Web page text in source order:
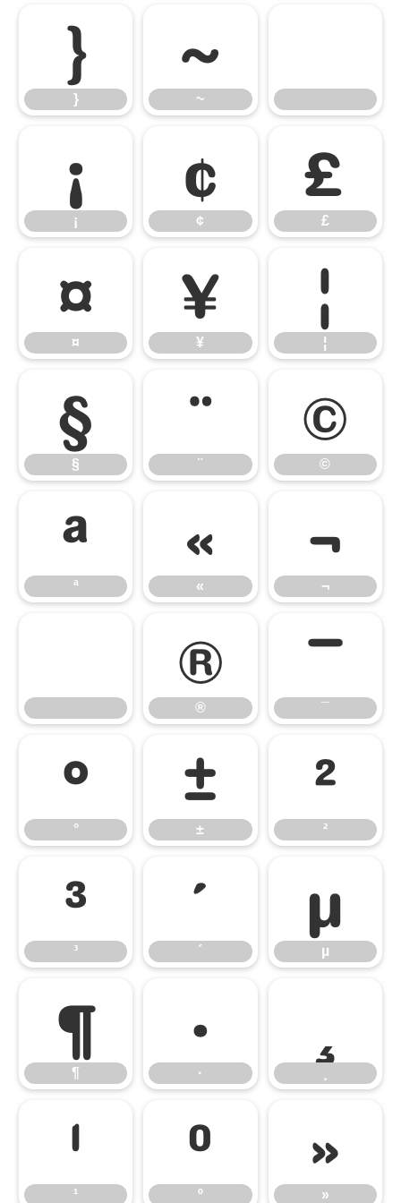
}
} ~
~
¡
¡ ¢
¢ £
£
¤
¤ ¥
¥ ¦
¦
§
§ ¨
¨ ©
©
ª
ª «
« ¬
¬
®
® ¯
¯
°
° ±
± ²
²
³
³ ´
´ µ
µ
¶
¶ ·
· ¸
¹
¹ º
º »
»